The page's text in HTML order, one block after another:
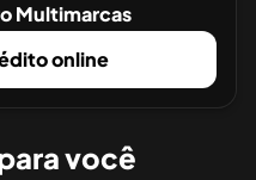
Multimarcas
online
você